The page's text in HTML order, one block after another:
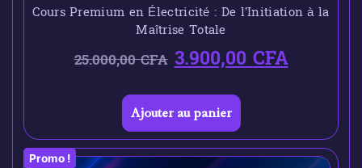
Cours Premium en Électricité : De l’Initiation à la
Maîtrise Totale
25.000,00CFA 3.900,00CFA
Ajouter au panier
Promo !